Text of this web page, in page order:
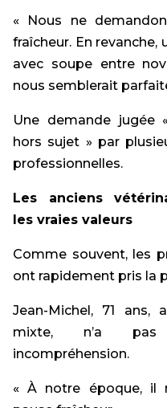
« Nous ne
fraîcheur. En revanche,
avec soupe entre
nous semblerait
Une demande jugée
hors sujet » par
professionnelles.
Les anciens
les vraies valeurs
Comme souvent, les
ont rapidement pris la
Jean-Michel, 71 ans,
mixte, n’a
incompréhension.
« À notre époque, il